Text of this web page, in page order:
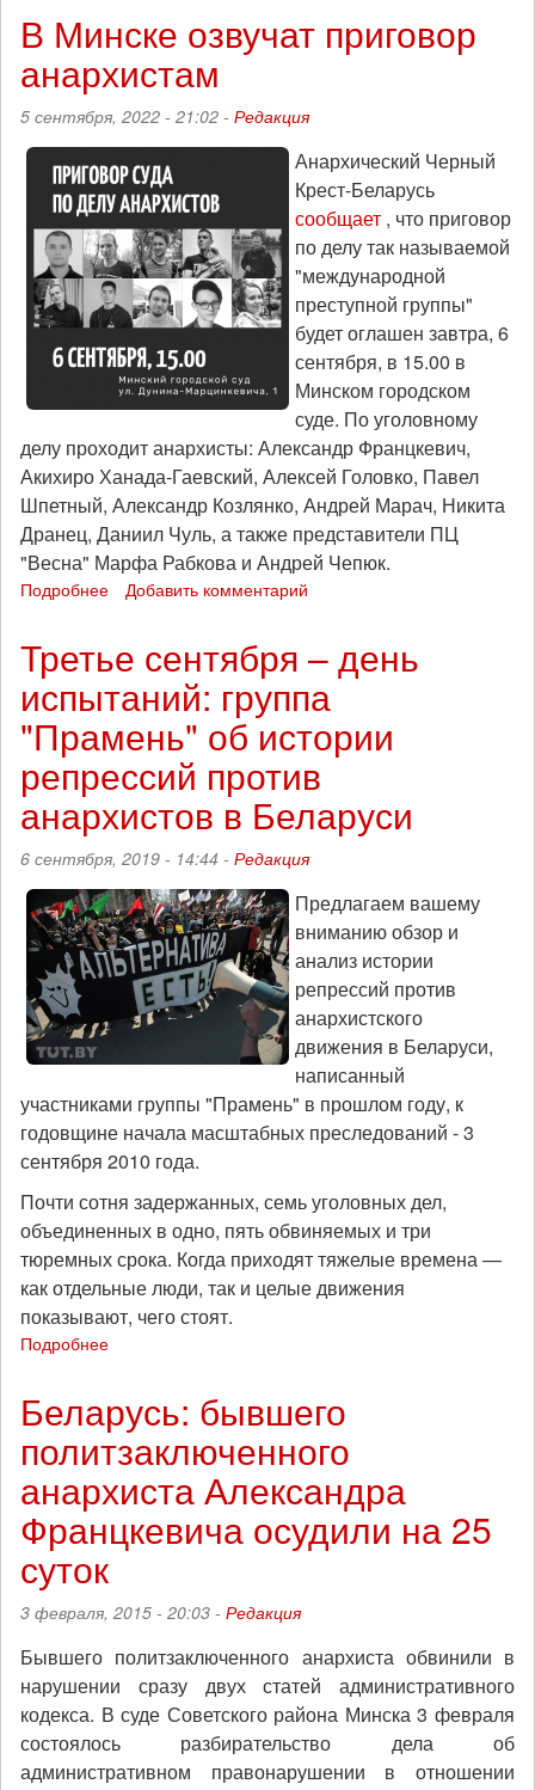
приговорены
срокам
от
5
17
лет
лишения
свободы
В Минске озвучат приговор
анархистам
5 сентября, 2022 - 21:02 - Редакция
Анархический Черный
Крест-Беларусь
сообщает , что приговор
по делу так называемой
"международной
преступной группы"
будет оглашен завтра, 6
сентября, в 15.00 в
Минском городском
суде. По уголовному
делу проходит анархисты: Александр Францкевич,
Акихиро Ханада-Гаевский, Алексей Головко, Павел
Шпетный, Александр Козлянко, Андрей Марач, Никита
Дранец, Даниил Чуль, а также представители ПЦ
"Весна" Марфа Рабкова и Андрей Чепюк.
Подробнее
озвучат
анархистам
Добавить комментарий
Третье сентября – день
испытаний: группа
"Прамень" об истории
репрессий против
анархистов в Беларуси
6 сентября, 2019 - 14:44 - Редакция
Предлагаем вашему
вниманию обзор и
анализ истории
репрессий против
анархистского
движения в Беларуси,
написанный
участниками группы "Прамень" в прошлом году, к
годовщине начала масштабных преследований - 3
сентября 2010 года.
Почти сотня задержанных, семь уголовных дел,
объединенных в одно, пять обвиняемых и три
тюремных срока. Когда приходят тяжелые времена —
как отдельные люди, так и целые движения
показывают, чего стоят.
Подробнее
–
день
испытаний:
группа
"Прамень"
истории
против
в
Беларуси
Беларусь: бывшего
политзаключенного
анархиста Александра
Францкевича осудили на 25
суток
3 февраля, 2015 - 20:03 - Редакция
Бывшего политзаключенного анархиста обвинили в
нарушении сразу двух статей административного
кодекса. В суде Советского района Минска 3 февраля
состоялось разбирательство дела об
административном правонарушении в отношении